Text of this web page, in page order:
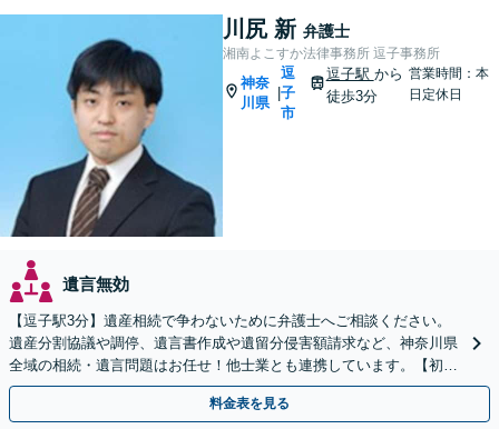
川尻 新 弁護士
湘南よこすか法律事務所 逗子事務所
神奈
川県
逗
子
市
逗子駅 から
徒歩3分
営業時間：本
日定休日
遺言無効
【逗子駅3分】遺産相続で争わないために弁護士へご相談ください。
遺産分割協議や調停、遺言書作成や遺留分侵害額請求など、神奈川県
全域の相続・遺言問題はお任せ！他士業とも連携しています。【初回
面談無料】【夜間・休日は予約で対応可】
料金表を見る